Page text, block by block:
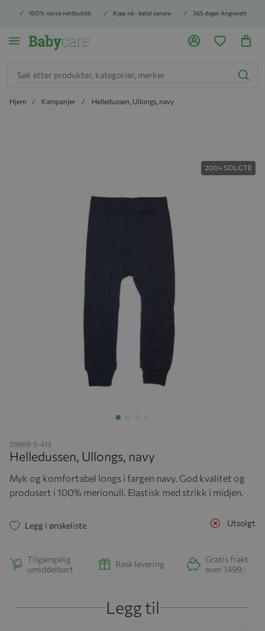
100% norsk nettbutikk Kjøp nå - betal senere 365 dager Angrerett
Hjem Kampanjer Helledussen, Ullongs, navy
200+ SOLGTE
29969-5-413
Helledussen, Ullongs, navy
Myk og komfortabel longs i fargen navy. God kvalitet og
produsert i 100% merionull. Elastisk med strikk i midjen.
Utsolgt
Legg i ønskeliste
Tilgjengelig
umiddelbart
Rask levering
Gratis frakt
over 1499,-
Legg til